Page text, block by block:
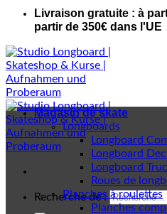
Livraison gratuite : à
partir de 350€ dans l'UE
Recherche de :
Magasin de skate
Longboards
Longboard
Longboard
Longboard
Roues de
Planches à roulettes
Planches